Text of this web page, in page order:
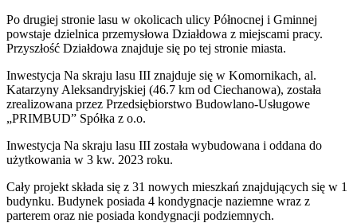
Po drugiej stronie lasu w okolicach ulicy Północnej i Gminnej
powstaje dzielnica przemysłowa Działdowa z miejscami pracy.
Przyszłość Działdowa znajduje się po tej stronie miasta.
Inwestycja Na skraju lasu III znajduje się w Komornikach, al.
Katarzyny Aleksandryjskiej (46.7 km od Ciechanowa), została
zrealizowana przez Przedsiębiorstwo Budowlano-Usługowe
„PRIMBUD” Spółka z o.o.
Inwestycja Na skraju lasu III została wybudowana i oddana do
użytkowania w 3 kw. 2023 roku.
Cały projekt składa się z 31 nowych mieszkań znajdujących się w 1
budynku. Budynek posiada 4 kondygnacje naziemne wraz z
parterem oraz nie posiada kondygnacji podziemnych.